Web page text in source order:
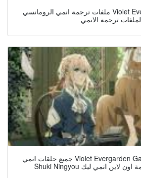
ملفات ترجمة انمي الرومانسي Violet Evergarden أكبر مكتبة
لملفات ترجمة الانمي
جميع حلقات انمي Violet Evergarden Gaiden Eien To Jidou